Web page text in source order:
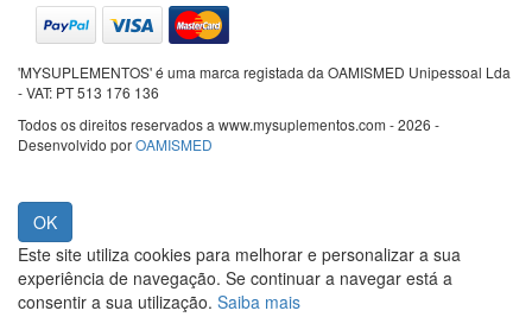
'MYSUPLEMENTOS' é uma marca registada da OAMISMED Unipessoal Lda
- VAT: PT 513 176 136
Todos os direitos reservados a www.mysuplementos.com - 2026 -
Desenvolvido porOAMISMED
Este site utiliza cookies para melhorar e personalizar a sua
experiência de navegação. Se continuar a navegar está a
consentir a sua utilização. Saiba mais